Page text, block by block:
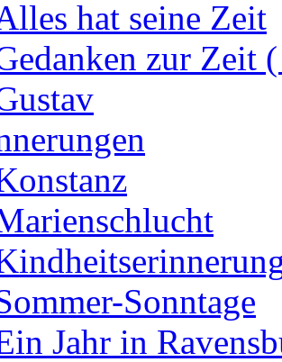
hat seine Zeit
zur Zeit
Sonntage
Jahr in